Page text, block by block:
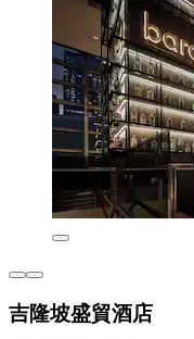
吉隆坡盛貿酒店